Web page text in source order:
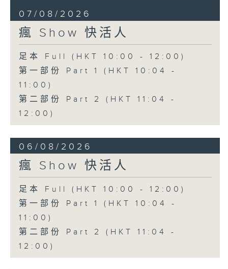
07/08/2026
瘋 Show 快活人
足本 Full (HKT 10:00 - 12:00)
第一部份 Part 1 (HKT 10:04 -
11:00)
第二部份 Part 2 (HKT 11:04 -
12:00)
06/08/2026
瘋 Show 快活人
足本 Full (HKT 10:00 - 12:00)
第一部份 Part 1 (HKT 10:04 -
11:00)
第二部份 Part 2 (HKT 11:04 -
12:00)